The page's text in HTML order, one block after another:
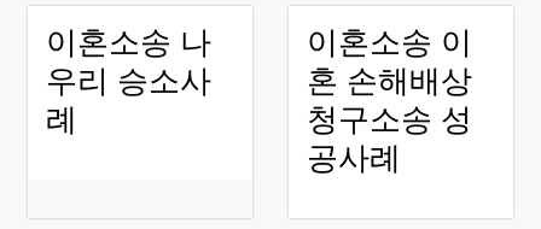
이혼소송 나
우리 승소사
례
이혼소송 이
혼 손해배상
청구소송 성
공사례